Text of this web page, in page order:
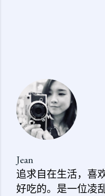
Jean
追求自在生活，喜
好吃的。是一位凌